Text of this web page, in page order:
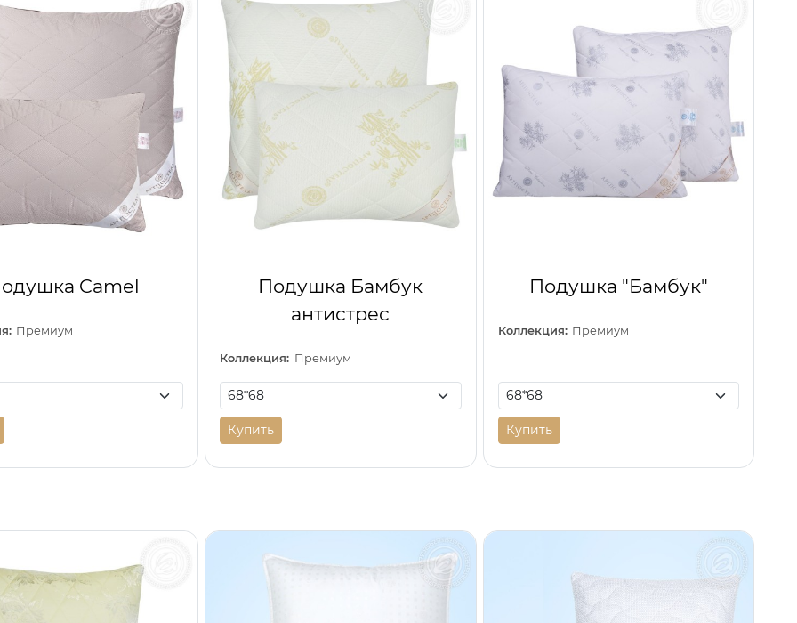
Camel
Премиум
Подушка Бамбук
антистрес
Коллекция: Премиум
Купить
Подушка "Бамбук"
Коллекция: Премиум
Купить